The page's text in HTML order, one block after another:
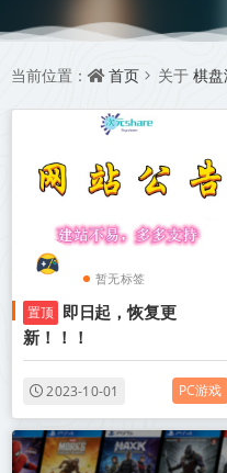
并
当前位置： 首页 关于 棋
暂无标签
置顶 即日起，恢复更
新！！！
2023-10-01 PC游戏